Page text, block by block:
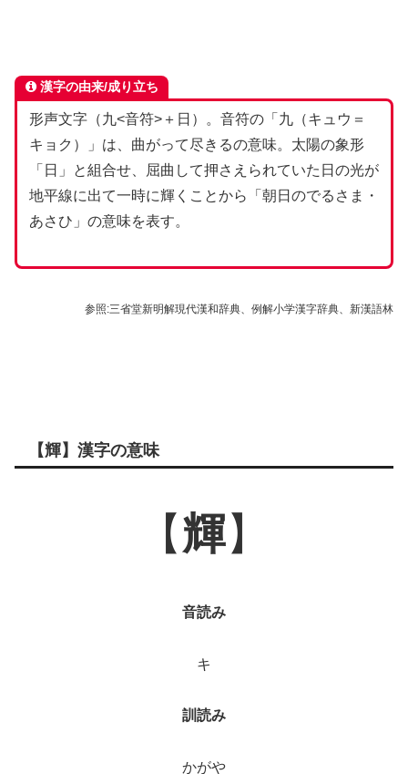
漢字の由来/成り立ち
形声文字（九<音符>＋日）。音符の「九（キュウ＝
キョク）」は、曲がって尽きるの意味。太陽の象形
「日」と組合せ、屈曲して押さえられていた日の光が
地平線に出て一時に輝くことから「朝日のでるさま・
あさひ」の意味を表す。
参照:三省堂新明解現代漢和辞典、例解小学漢字辞典、新漢語林
【輝】漢字の意味
【輝】
音読み
キ
訓読み
かがや